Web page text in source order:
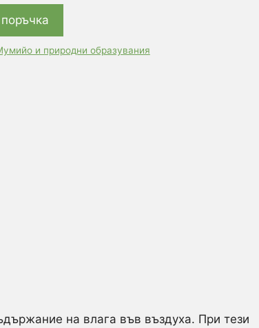
и природни образувания
на влага във въздуха. При тези